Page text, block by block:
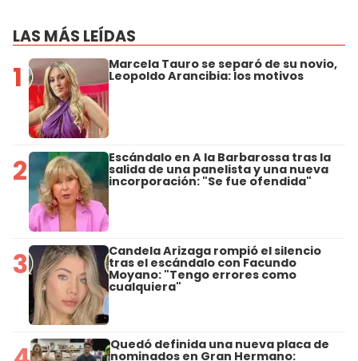
LAS MÁS LEÍDAS
1 Marcela Tauro se separó de su novio,
Leopoldo Arancibia: los motivos
2 Escándalo en A la Barbarossa tras la
salida de una panelista y una nueva
incorporación: "Se fue ofendida"
3 Candela Arizaga rompió el silencio
tras el escándalo con Facundo
Moyano: "Tengo errores como
cualquiera"
Quedó definida una nueva placa de
nominados en Gran Hermano: